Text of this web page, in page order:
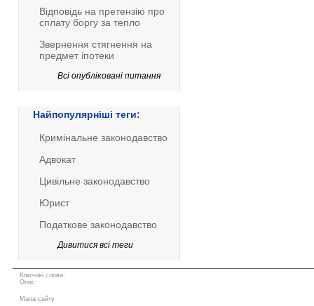
Відповідь на претензію про
сплату боргу за тепло
Звернення стягнення на
предмет іпотеки
Всі опубліковані питання
Найпопулярніші теги:
Кримінальне законодавство
Адвокат
Цивільне законодавство
Юрист
Податкове законодавство
Дивитися всі теги
Ключові слова:
Опис:
Мапа сайту